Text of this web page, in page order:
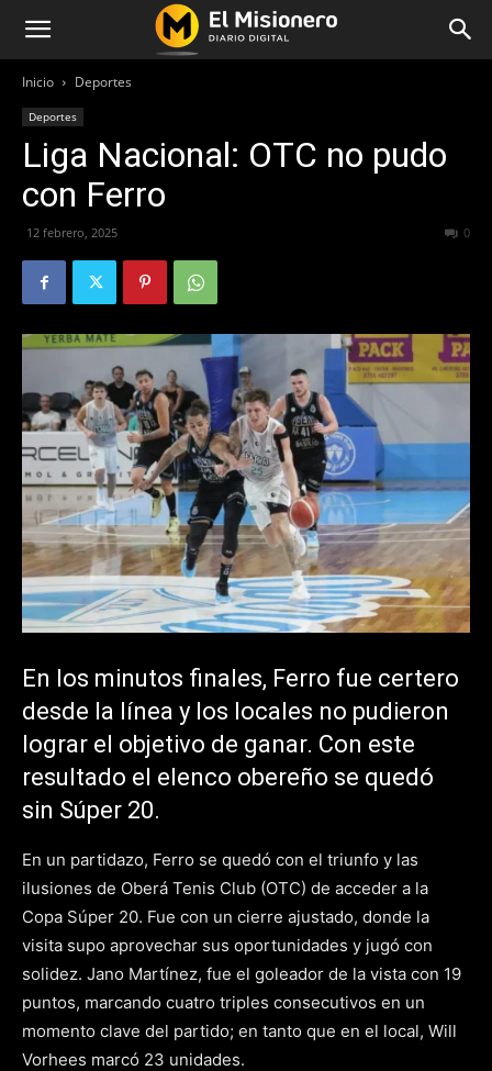
Inicio Deportes
Deportes
Liga Nacional: OTC no pudo
con Ferro
12 febrero, 2025 0
En los minutos finales, Ferro fue certero
desde la línea y los locales no pudieron
lograr el objetivo de ganar. Con este
resultado el elenco obereño se quedó
sin Súper 20.
En un partidazo, Ferro se quedó con el triunfo y las
ilusiones de Oberá Tenis Club (OTC) de acceder a la
Copa Súper 20. Fue con un cierre ajustado, donde la
visita supo aprovechar sus oportunidades y jugó con
solidez. Jano Martínez, fue el goleador de la vista con 19
puntos, marcando cuatro triples consecutivos en un
momento clave del partido; en tanto que en el local, Will
Vorhees marcó 23 unidades.